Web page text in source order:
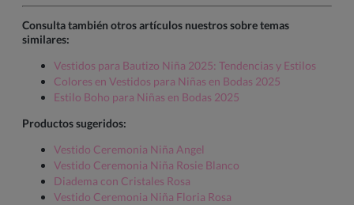
Consulta también otros artículos nuestros sobre temas
similares:
Vestidos para Bautizo Niña 2025: Tendencias y Estilos
Colores en Vestidos para Niñas en Bodas 2025
Estilo Boho para Niñas en Bodas 2025
Productos sugeridos:
Vestido Ceremonia Niña Angel
Vestido Ceremonia Niña Rosie Blanco
Diadema con Cristales Rosa
Vestido Ceremonia Niña Floria Rosa